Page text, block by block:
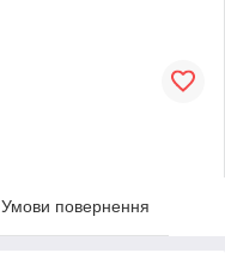
Умови повернення